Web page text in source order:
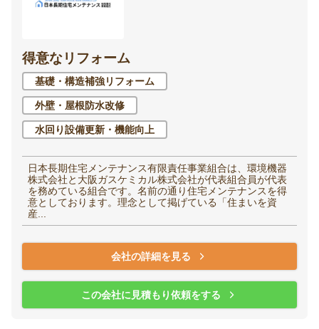
得意なリフォーム
基礎・構造補強リフォーム
外壁・屋根防水改修
水回り設備更新・機能向上
日本長期住宅メンテナンス有限責任事業組合は、環境機器
株式会社と大阪ガスケミカル株式会社が代表組合員が代表
を務めている組合です。名前の通り住宅メンテナンスを得
意としております。理念として掲げている「住まいを資
産...
会社の詳細を見る
この会社に見積もり依頼をする